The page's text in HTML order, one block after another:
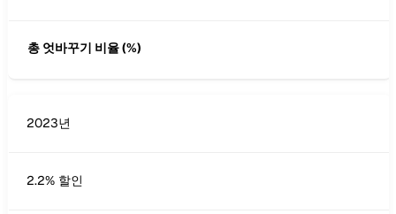
총 엇바꾸기 비율 (%)
2023년
2.2% 할인